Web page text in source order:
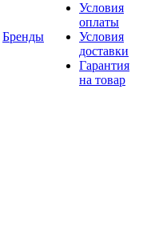
Бренды
Условия
оплаты
Условия
доставки
Гарантия
на товар